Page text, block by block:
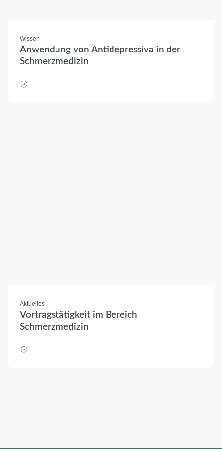
Wissen
Anwendung von Antidepressiva in der
Schmerzmedizin
Aktuelles
Vortragstätigkeit im Bereich
Schmerzmedizin